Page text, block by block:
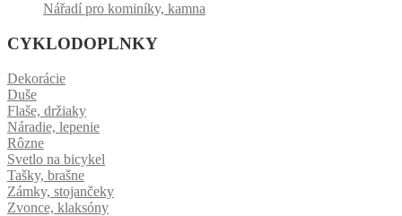
Nářadí pro kominíky, kamna
CYKLODOPLNKY
Dekorácie
Duše
Flaše, držiaky
Náradie, lepenie
Rôzne
Svetlo na bicykel
Tašky, brašne
Zámky, stojančeky
Zvonce, klaksóny